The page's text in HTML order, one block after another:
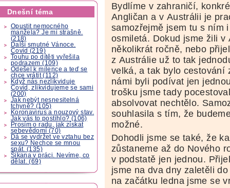
Dnešní téma
Opustit nemocného
manžela? Je mi strašně.
(218)
Další smutné Vánoce.
Covid (219)
Touhu po dítěti vyřešila
podrazem (109)
Odešel k milence a teď se
chce vrátit (112)
Když nás nezlikviduje
Covid, zlikvidujeme se sami
(200)
Jak nebýt nesnesitelná
tchyně? (105)
Koronavirus a nouzový stav.
Jak vás to postihlo? (106)
Prosím o radu, jak získat
sebevědomí (70)
Dá se vydržet ve vztahu bez
sexu? Nechce se mnou
spát. (135)
Šikana v práci. Nevíme, co
dělat. (69)
Bydlíme v zahraničí,
Angličan a v Austrálii je
samozřejmě jsem tu s ním
osmiletá. Dokud jsme žili v
několikrát ročně, nebo
z Austrálie už to tak
velká, a tak bylo cestování
námi byli podívat jen
trošku jsme tady
absolvovat nechtělo.
souhlasila s tím, že
možné.
Dohodli jsme se také, že
zůstaneme až do Nového
v podstatě jen jednou.
jsme na dva dny zaletěli
na začátku ledna jsme se